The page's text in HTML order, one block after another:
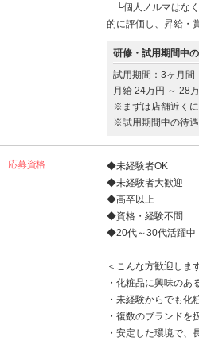
└個人ノルマはな
的に評価し、昇給・
研修・試用期間中
試用期間：3ヶ月間
月給 24万円 ～ 28
※まずは店舗近くに
※試用期間中の待遇
応募資格
◆未経験者OK
◆未経験者大歓迎
◆高卒以上
◆資格・経験不問
◆20代～30代活躍中
＜こんな方歓迎しま
・化粧品に興味のあ
・未経験からでも化
・複数のブランドを
・安定した環境で、